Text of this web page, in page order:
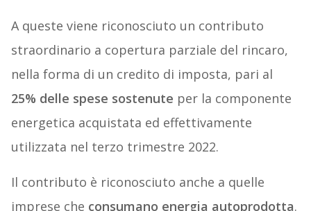
A queste viene riconosciuto un contributo
straordinario a copertura parziale del rincaro,
nella forma di un credito di imposta, pari al
25% delle spese sostenute per la componente
energetica acquistata ed effettivamente
utilizzata nel terzo trimestre 2022.
Il contributo è riconosciuto anche a quelle
imprese che consumano energia autoprodotta.